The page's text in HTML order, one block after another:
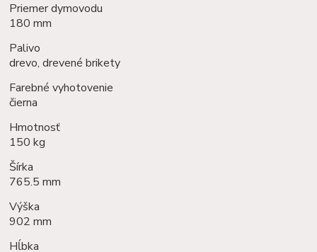
Priemer dymovodu
180 mm
Palivo
drevo, drevené brikety
Farebné vyhotovenie
čierna
Hmotnosť
150 kg
Šírka
765.5 mm
Výška
902 mm
Hĺbka